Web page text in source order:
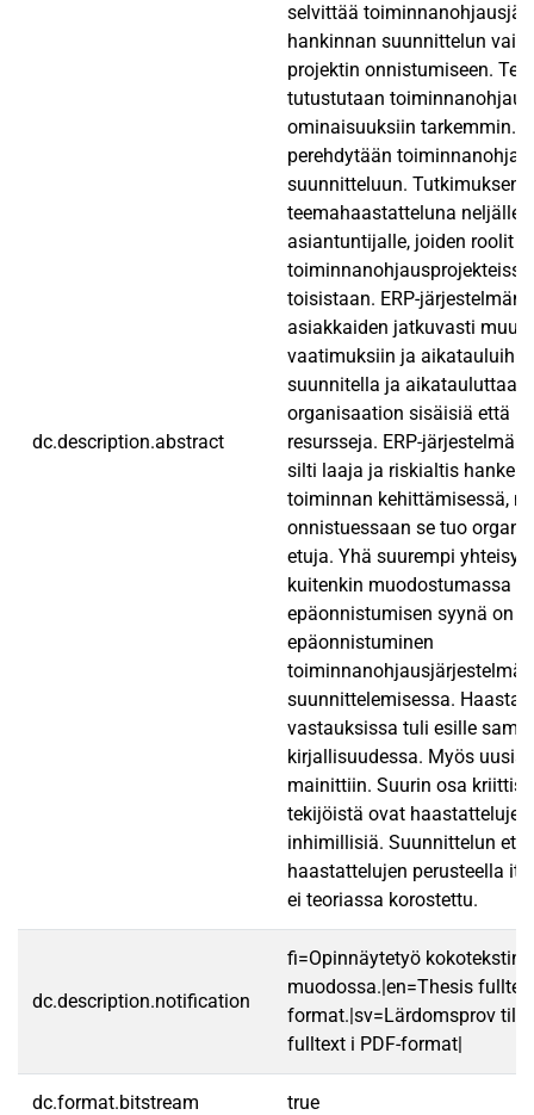
dc.description.abstract
selvittää
hankinnan suunnittelun
projektin onnistumiseen.
tutustutaan
ominaisuuksiin tarkemmin.
perehdytään
suunnitteluun. Tutkimuksen
teemahaastatteluna neljälle
asiantuntijalle, joiden roolit
toisistaan. ERP-järjestelmän
asiakkaiden jatkuvasti
vaatimuksiin ja aikatauluihin
suunnitella ja aikatauluttaa
organisaation sisäisiä että
resursseja. ERP-
silti laaja ja riskialtis hanke
toiminnan kehittämisessä,
onnistuessaan se tuo
etuja. Yhä suurempi
kuitenkin muodostumassa
epäonnistumisen syynä on
epäonnistuminen
suunnittelemisessa.
vastauksissa tuli esille
kirjallisuudessa. Myös uusia
mainittiin. Suurin osa
tekijöistä ovat haastattelujen
inhimillisiä. Suunnittelun
haastattelujen perusteella
ei teoriassa korostettu.
dc.description.notification
fi=Opinnäytetyö kokotekstinä
muodossa.|en=Thesis
format.|sv=Lärdomsprov
fulltext i PDF-format|
dc.format.bitstream true